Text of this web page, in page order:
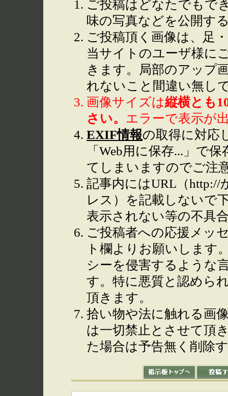
ご投稿はどなたでもで
味の写真などを公開す
ご投稿頂く画像は、足
当サイトのユーザ様に
きます。局部のアップ
れないこと間違い無し
画像サイズは縦横とも
さい。 エラーで表示が
EXIF情報の取得に対応
「Web用に保存...」で
てしまいますのでご注
記事内にはURL（
レス）を記載しないで
表示されない等の不具
ご投稿者への応援メッ
ト欄よりお願いします
シーを侵害するような
す。特に悪質と認めら
頂きます。
拾い物や法に触れる画
は一切禁止とさせて頂
た場合は予告無く削除